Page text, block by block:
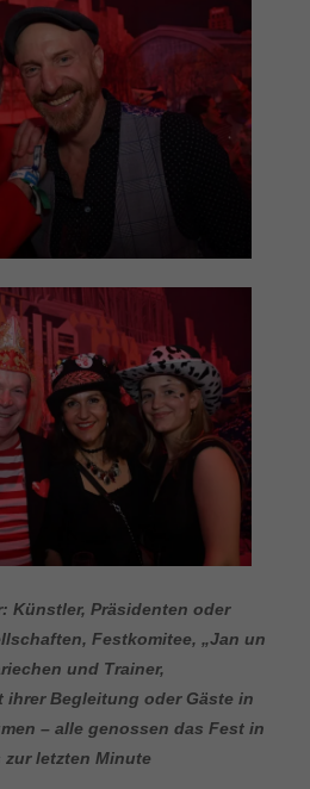
Künstler, Präsidenten oder
Festkomitee, „Jan un
und Trainer,
ihrer Begleitung oder Gäste in
– alle genossen das Fest in
zur letzten Minute